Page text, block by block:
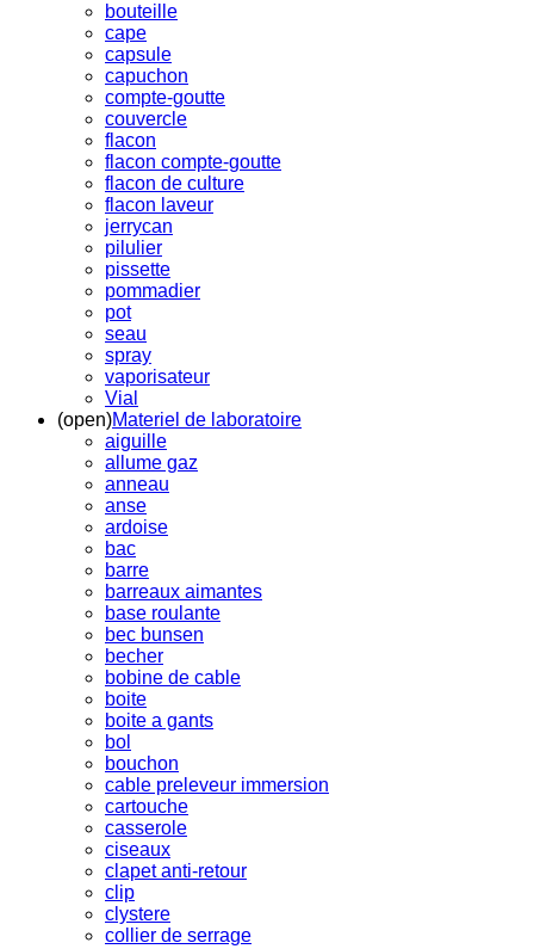
bouteille
cape
capsule
capuchon
compte-goutte
couvercle
flacon
flacon compte-goutte
flacon de culture
flacon laveur
jerrycan
pilulier
pissette
pommadier
pot
seau
spray
vaporisateur
Vial
(open)Materiel de laboratoire
aiguille
allume gaz
anneau
anse
ardoise
bac
barre
barreaux aimantes
base roulante
bec bunsen
becher
bobine de cable
boite
boite a gants
bol
bouchon
cable preleveur immersion
cartouche
casserole
ciseaux
clapet anti-retour
clip
clystere
collier de serrage